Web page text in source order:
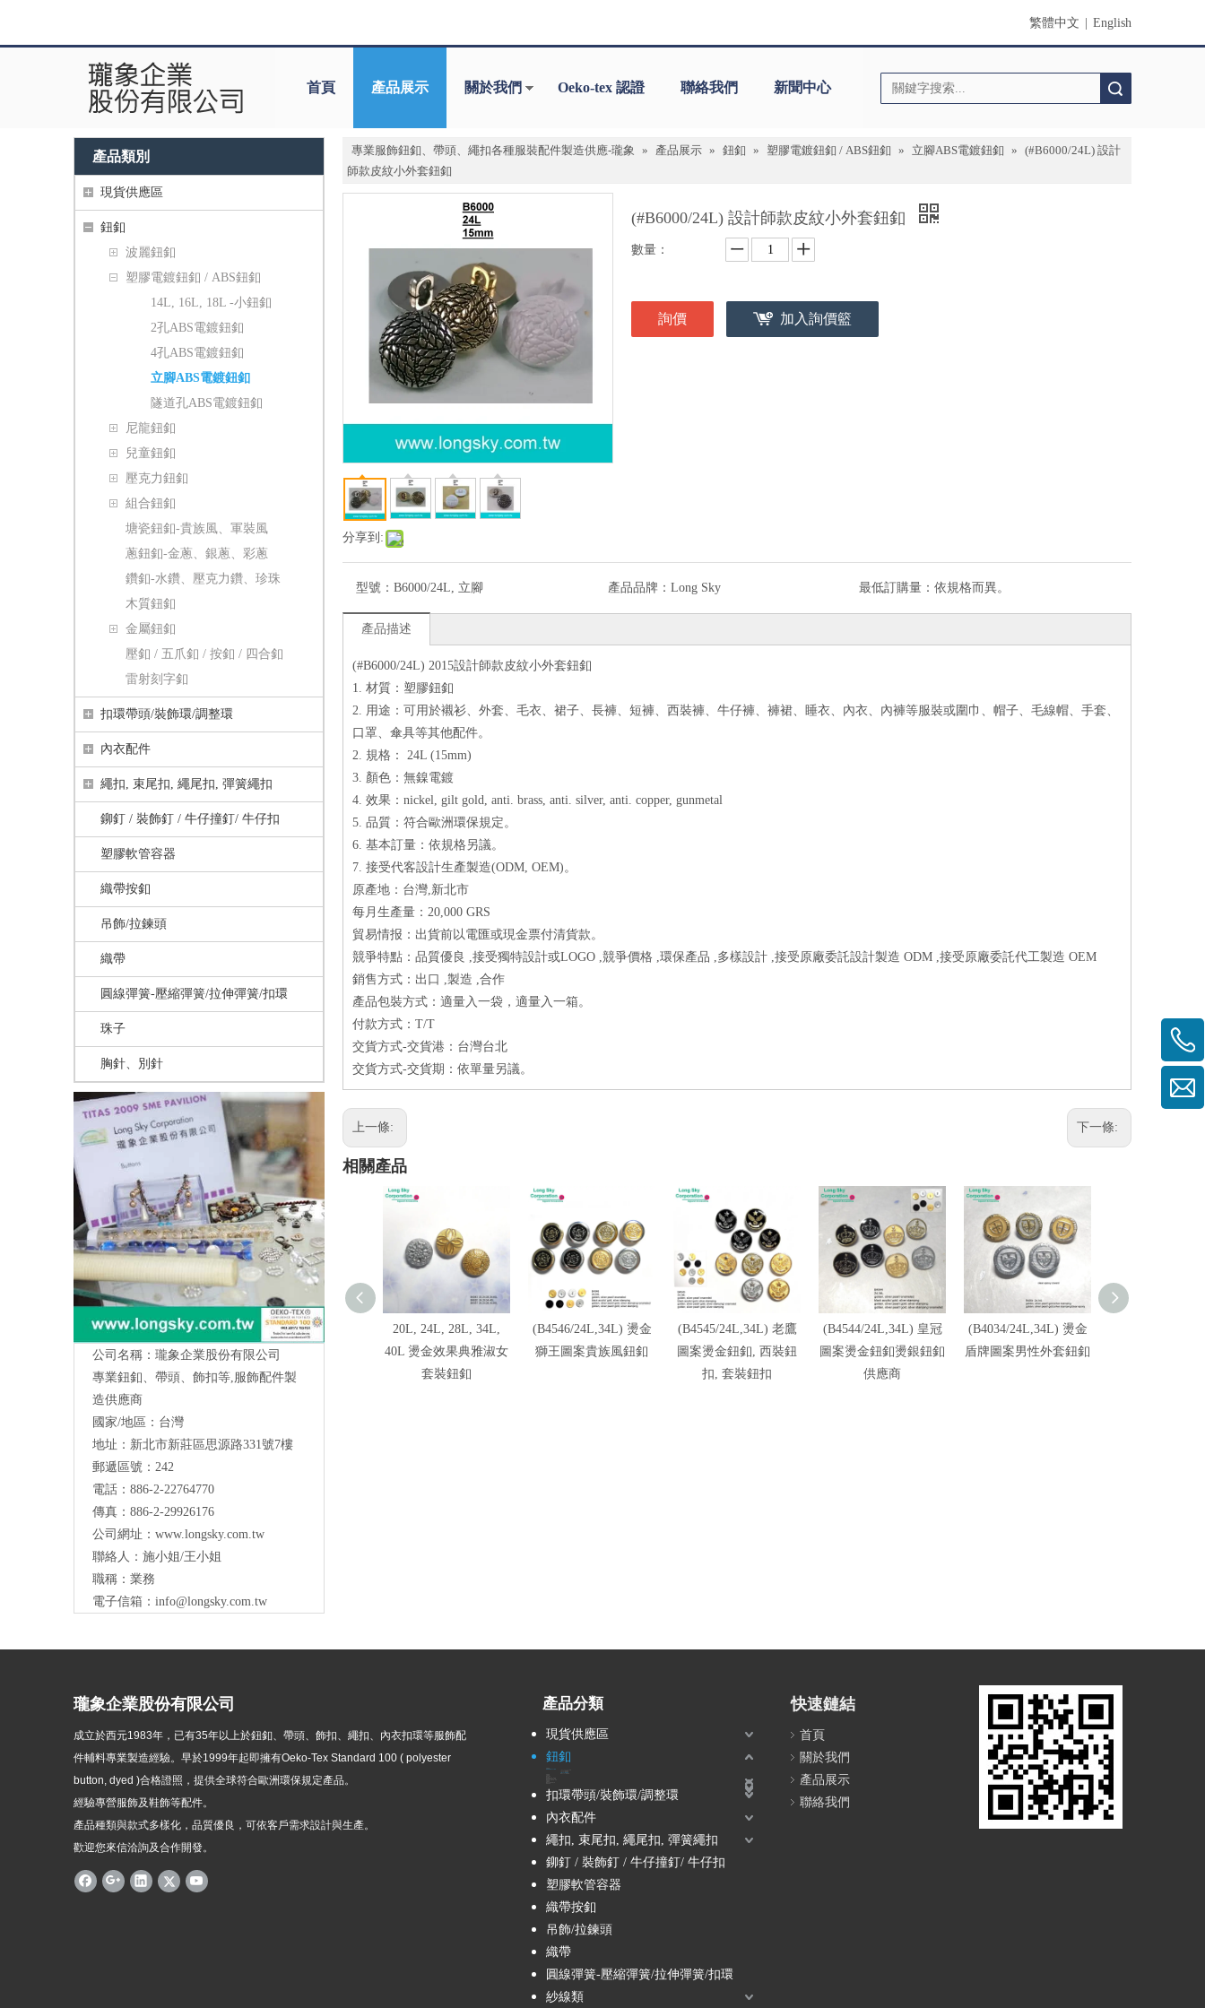
繁體中文 English
首頁 產品展示 關於我們 Oeko-tex 認證 聯絡我們 新聞中心
產品類別
現貨供應區
鈕釦
波麗鈕釦
塑膠電鍍鈕釦 / ABS鈕釦
14L, 16L, 18L -小鈕釦
2孔ABS電鍍鈕釦
4孔ABS電鍍鈕釦
立腳ABS電鍍鈕釦
隧道孔ABS電鍍鈕釦
尼龍鈕釦
兒童鈕釦
壓克力鈕釦
組合鈕釦
塘瓷鈕釦-貴族風、軍裝風
蔥鈕釦-金蔥、銀蔥、彩蔥
鑽釦-水鑽、壓克力鑽、珍珠
木質鈕釦
金屬鈕釦
壓釦 / 五爪釦 / 按釦 / 四合釦
雷射刻字釦
扣環帶頭/裝飾環/調整環
內衣配件
繩扣, 束尾扣, 繩尾扣, 彈簧繩扣
鉚釘 / 裝飾釘 / 牛仔撞釘/ 牛仔扣
塑膠軟管容器
織帶按釦
吊飾/拉鍊頭
織帶
圓線彈簧-壓縮彈簧/拉伸彈簧/扣環
珠子
胸針、別針
Long Sky- 服裝輔料、鈕扣、扣環、繩扣、
服飾配件製造供應
公司名稱：瓏象企業股份有限公司
專業鈕釦、帶頭、飾扣等,服飾配件製
造供應商
國家/地區：台灣
地址：新北市新莊區思源路331號7樓
郵遞區號：242
電話：886-2-22764770
傳真：886-2-29926176
公司網址： www.longsky.com.tw
聯絡人：施小姐/王小姐
職稱：業務
電子信箱： info@longsky.com.tw
專業服飾鈕釦、帶頭、繩扣各種服裝配件製造供應-瓏象 » 產品展示 » 鈕釦 » 塑膠電鍍鈕釦 / ABS鈕釦 » 立腳ABS電鍍鈕釦 » (#B6000/24L) 設計
師款皮紋小外套鈕釦
分享到:
(#B6000/24L) 設計師款皮紋小外套鈕釦
數量：
詢價 加入詢價籃
型號： B6000/24L, 立腳 產品品牌： Long Sky 最低訂購量： 依規格而異。
產品描述
(#B6000/24L) 2015設計師款皮紋小外套鈕釦
1. 材質：塑膠鈕釦
2. 用途：可用於襯衫、外套、毛衣、裙子、長褲、短褲、西裝褲、牛仔褲、褲裙、睡衣、內衣、內褲等服裝或圍巾、帽子、毛線帽、手套、
口罩、傘具等其他配件。
2. 規格： 24L (15mm)
3. 顏色：無鎳電鍍
4. 效果：nickel, gilt gold, anti. brass, anti. silver, anti. copper, gunmetal
5. 品質：符合歐洲環保規定。
6. 基本訂量：依規格另議。
7. 接受代客設計生產製造(ODM, OEM)。
原產地：台灣,新北市
每月生產量：20,000 GRS
貿易情报：出貨前以電匯或現金票付清貨款。
競爭特點：品質優良 ,接受獨特設計或LOGO ,競爭價格 ,環保產品 ,多樣設計 ,接受原廠委託設計製造 ODM ,接受原廠委託代工製造 OEM
銷售方式：出口 ,製造 ,合作
產品包裝方式：適量入一袋，適量入一箱。
付款方式：T/T
交貨方式-交貨港：台灣台北
交貨方式-交貨期：依單量另議。
上一條: 下一條:
相關產品
20L, 24L, 28L, 34L,
40L 燙金效果典雅淑女
套裝鈕釦
(B4546/24L,34L) 燙金
獅王圖案貴族風鈕釦
(B4545/24L,34L) 老鷹
圖案燙金鈕釦, 西裝鈕
扣, 套裝鈕扣
(B4544/24L,34L) 皇冠
圖案燙金鈕釦燙銀鈕釦
供應商
(B4034/24L,34L) 燙金
盾牌圖案男性外套鈕釦
瓏象企業股份有限公司
成立於西元1983年， 已有35年以上於鈕釦、帶頭、飾扣、繩扣、內衣扣環等服飾配
件輔料專業製造經驗。早於1999年起即擁有Oeko-Tex Standard 100 ( polyester
button, dyed )合格證照，提供全球符合歐洲環保規定產品。
經驗專營服飾及鞋飾等配件。
產品種類與款式多樣化，品質優良，可依客戶需求設計與生產。
歡迎您來信洽詢及合作開發。
產品分類
現貨供應區
鈕釦
扣環帶頭/裝飾環/調整環
內衣配件
繩扣, 束尾扣, 繩尾扣, 彈簧繩扣
鉚釘 / 裝飾釘 / 牛仔撞釘/ 牛仔扣
塑膠軟管容器
織帶按釦
吊飾/拉鍊頭
織帶
圓線彈簧-壓縮彈簧/拉伸彈簧/扣環
紗線類
快速鏈結
首頁
關於我們
產品展示
聯絡我們